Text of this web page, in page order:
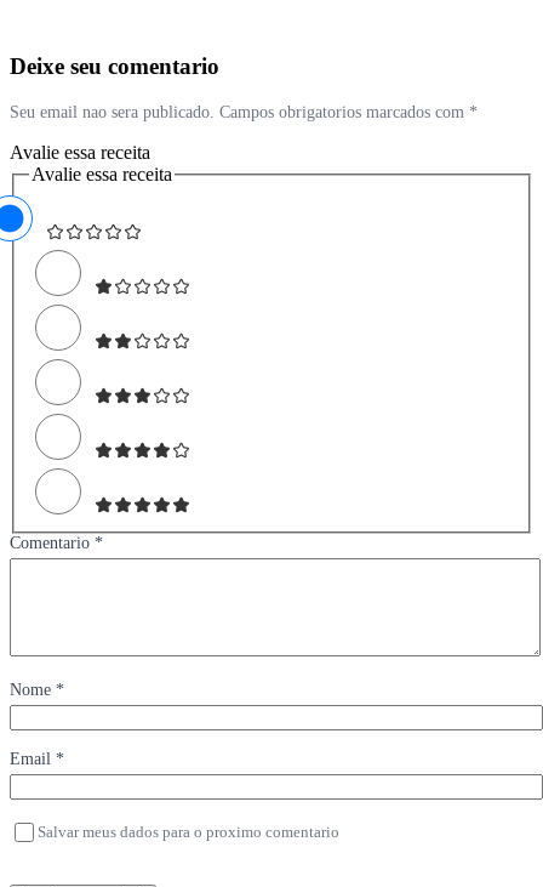
Deixe seu comentario
Seu email nao sera publicado. Campos obrigatorios marcados com *
Avalie essa receita
Avalie essa receita
Comentario *
Nome *
Email *
Salvar meus dados para o proximo comentario